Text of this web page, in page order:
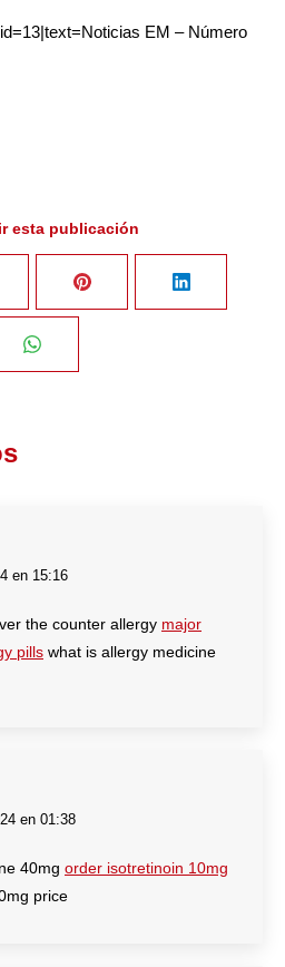
EM – Número
esta publicación
Share
en 15:16
the counter allergy major
pills what is allergy medicine
en 01:38
40mg order isotretinoin 10mg
price